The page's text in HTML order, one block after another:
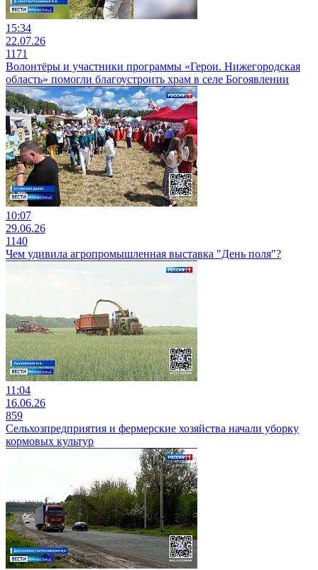
15:34
22.07.26
1171
Волонтёры и участники программы «Герои. Нижегородская
область» помогли благоустроить храм в селе Богоявлении
10:07
29.06.26
1140
Чем удивила агропромышленная выставка "День поля"?
11:04
16.06.26
859
Сельхозпредприятия и фермерские хозяйства начали уборку
кормовых культур